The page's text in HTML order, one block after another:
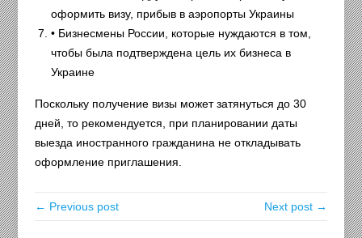
оформить визу, прибыв в аэропорты Украины
• Бизнесмены России, которые нуждаются в том,
чтобы была подтверждена цель их бизнеса в
Украине
Поскольку получение визы может затянуться до 30
дней, то рекомендуется, при планировании даты
выезда иностранного гражданина не откладывать
оформление приглашения.
← Previous post Next post →